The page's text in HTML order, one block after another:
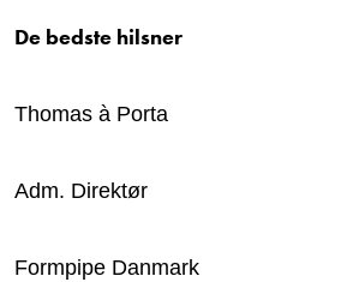
De bedste hilsner
Thomas à Porta
Adm. Direktør
Formpipe Danmark